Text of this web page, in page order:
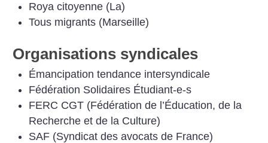
Roya citoyenne (La)
Tous migrants (Marseille)
Organisations syndicales
Émancipation tendance intersyndicale
Fédération Solidaires Étudiant-e-s
FERC CGT (Fédération de l’Éducation, de la
Recherche et de la Culture)
SAF (Syndicat des avocats de France)